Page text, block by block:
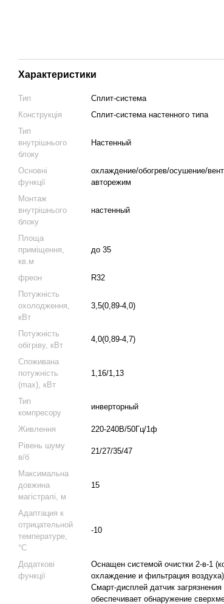
Характеристики
Тип
Сплит-система
Конструкція
Cплит-система настенного типа
Тип
внутрішнього
блоку
Настенный
Основні
функції
охлаждение/обогрев/осушение/
авторежим
Монтаж
внутрішнього
блоку
настенный
Площа
приміщення,
кв.м
до 35
фреон
R32
Потужність
охолодження,
кВт
3,5(0,89-4,0)
Потужність
обігріву, кВт
4,0(0,89-4,7)
Споживана
потужність
(max), кВт
1,16/1,13
Тип
компресору
инверторный
Живлення
220-240В/50Гц/1ф
Рівень шуму
в/б
21/27/35/47
Максимальна
довжина
магістралі, м
15
Адаптация к
отрицательной
температуре,
°C
-10
Додаткові
функції
Оснащен системой очистки 2-в-1
охлаждение и фильтрация
Смарт-дисплей датчик
обеспечивает обнаружение